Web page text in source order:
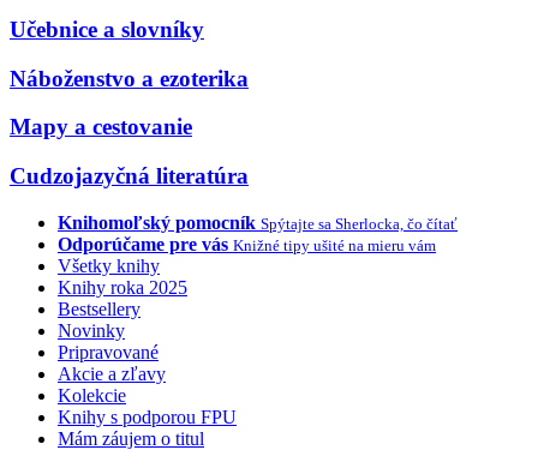
Učebnice a slovníky
Náboženstvo a ezoterika
Mapy a cestovanie
Cudzojazyčná literatúra
Knihomoľský pomocník Spýtajte sa Sherlocka, čo čítať
Odporúčame pre vás Knižné tipy ušité na mieru vám
Všetky knihy
Knihy roka 2025
Bestsellery
Novinky
Pripravované
Akcie a zľavy
Kolekcie
Knihy s podporou FPU
Mám záujem o titul